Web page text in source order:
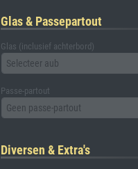
Glas & Passepartout
Glas (inclusief achterbord)
Selecteer aub
Passe-partout
Geen passe-partout
Diversen & Extra's